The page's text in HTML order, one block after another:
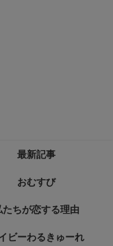
最新記事
おむすび
たちが恋する理由
ビーわるきゅーれ